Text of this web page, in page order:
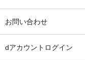
お問い合わせ
dアカウントログイン